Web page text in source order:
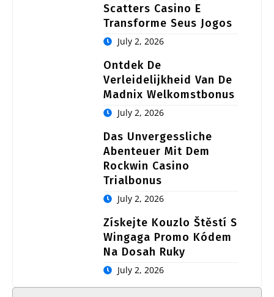
Scatters Casino E
Transforme Seus Jogos
July 2, 2026
Ontdek De
Verleidelijkheid Van De
Madnix Welkomstbonus
July 2, 2026
Das Unvergessliche
Abenteuer Mit Dem
Rockwin Casino
Trialbonus
July 2, 2026
Získejte Kouzlo Štěstí S
Wingaga Promo Kódem
Na Dosah Ruky
July 2, 2026